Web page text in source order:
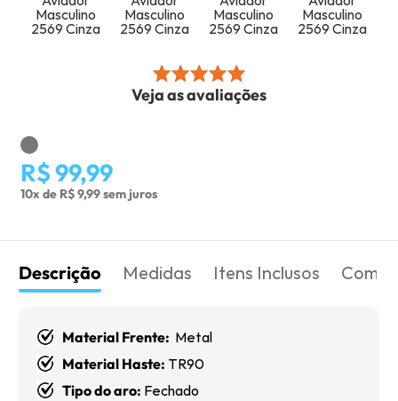
Veja as avaliações
R$ 99,99
10x de R$ 9,99 sem juros
Descrição Medidas Itens Inclusos Como
Material Frente: Metal
Material Haste: TR90
Tipo do aro: Fechado